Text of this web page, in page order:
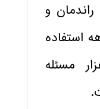
و
استفاده
مسئله